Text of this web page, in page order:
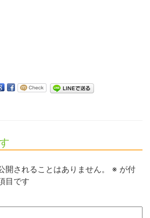
開されることはありません。 ※ が付
目です